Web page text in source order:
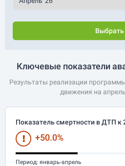
Выбрать
Ключевые показатели
Результаты реализации
движения на
Показатель смертности в ДТП к
+50.0%
Период: январь-апрель